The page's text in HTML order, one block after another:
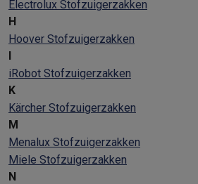
Electrolux Stofzuigerzakken
H
Hoover Stofzuigerzakken
I
iRobot Stofzuigerzakken
K
Kärcher Stofzuigerzakken
M
Menalux Stofzuigerzakken
Miele Stofzuigerzakken
N